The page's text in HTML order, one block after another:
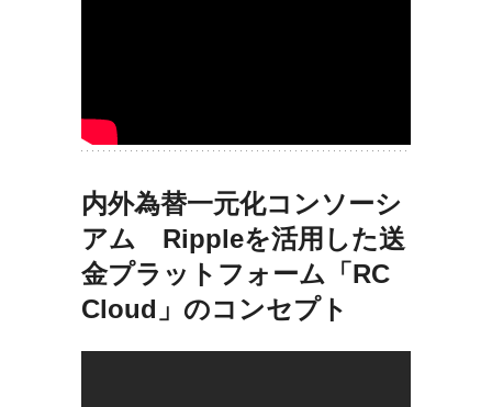
内外為替一元化コンソーシ
アム Rippleを活用した送
金プラットフォーム「RC
Cloud」のコンセプト